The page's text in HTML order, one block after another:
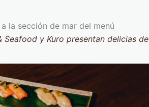
y Kuro presentan delicias de